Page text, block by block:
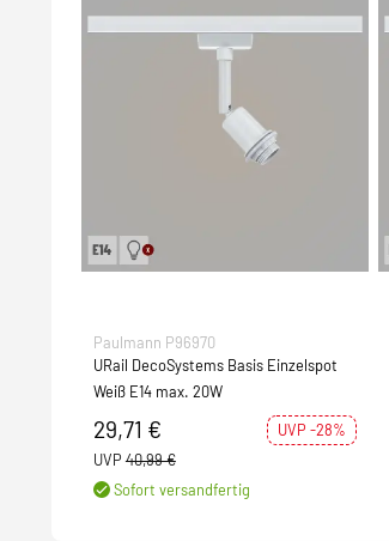
Paulmann P96970
URail DecoSystems Basis Einzelspot
Weiß E14 max. 20W
29,71 €
UVP -28%
UVP 40,99 €
Sofort versandfertig